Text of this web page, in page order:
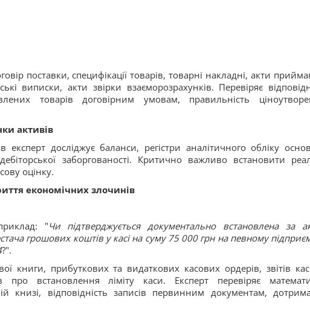
поставки, специфікації товарів, товарні накладні, акти
виписки, акти звірки взаєморозрахунків. Перевіряє
товарів договірним умовам, правильність
активів
досліджує баланси, регістри аналітичного обліку
заборгованості. Критично важливо встановити
оцінку.
економічних злочинів
"Чи підтверджується документально встановлена за
грошових коштів у касі на суму 75 000 грн на певному
?".
книги, прибуткових та видаткових касових ордерів, звітів
про встановлення ліміту каси. Експерт перевіряє
книзі, відповідність записів первинним документам,